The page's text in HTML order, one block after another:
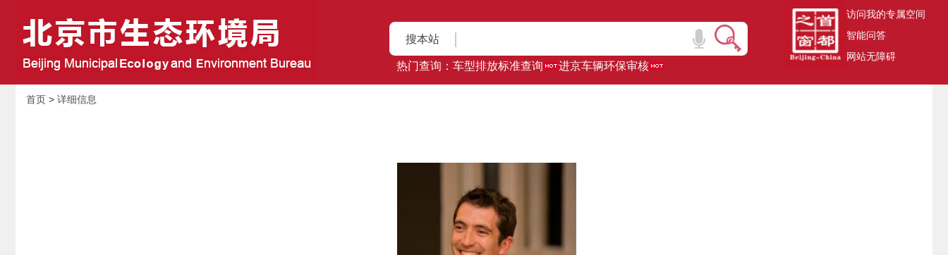
搜本站
热门查询： 车型排放标准查询 进京车辆环保审核
访问我的专属空间
智能问答
网站无障碍
首页 > 详细信息